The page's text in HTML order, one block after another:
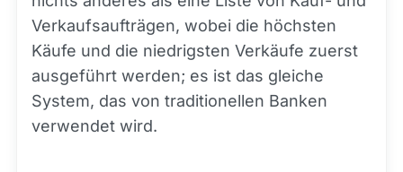
Verkaufsaufträgen, wobei die höchsten
Käufe und die niedrigsten Verkäufe zuerst
ausgeführt werden; es ist das gleiche
System, das von traditionellen Banken
verwendet wird.